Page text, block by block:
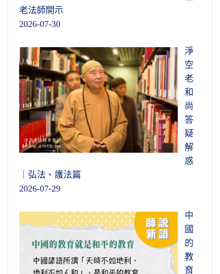
老法師開示
2026-07-30
淨
空
老
和
尚
答
疑
解
惑
｜弘法、護法篇
2026-07-29
中
國
的
教
育